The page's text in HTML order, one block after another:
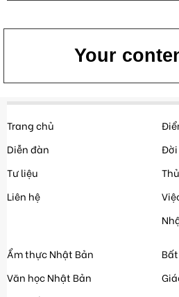
Your
Trang chủ
Diễn đàn
Tư liệu
Liên hệ
Đời
Ẩm thực Nhật Bản
Văn học Nhật Bản